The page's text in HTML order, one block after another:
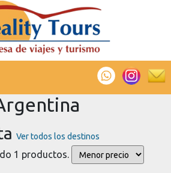
Ver todos los destinos
1 productos.